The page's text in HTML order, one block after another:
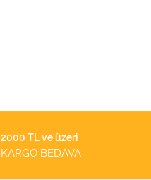
2000 TL ve üzeri
KARGO BEDAVA